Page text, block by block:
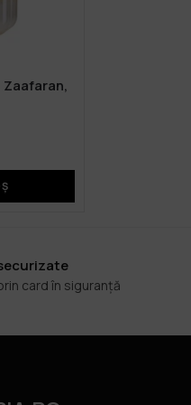
Zaafaran,
card în siguranță